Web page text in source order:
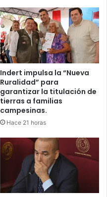
Indert impulsa la “Nueva
Ruralidad” para
garantizar la titulación de
tierras a familias
campesinas.
Hace 21 horas